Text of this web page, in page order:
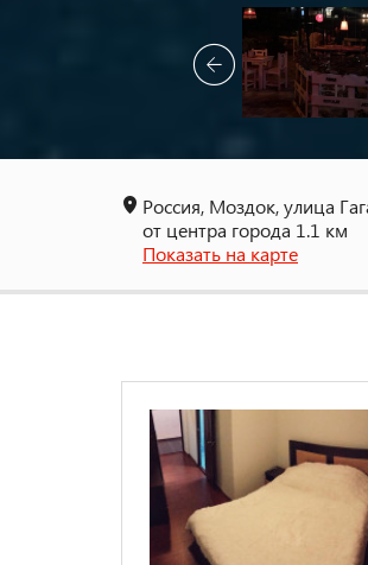
Россия, Моздок, улица
от центра города 1.1 км
Показать на карте